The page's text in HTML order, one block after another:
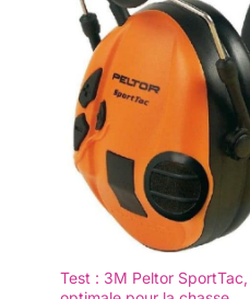
Test : 3M Peltor